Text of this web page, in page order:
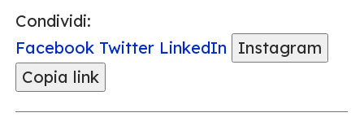
Condividi:
Facebook Twitter LinkedIn
Instagram
Copia link